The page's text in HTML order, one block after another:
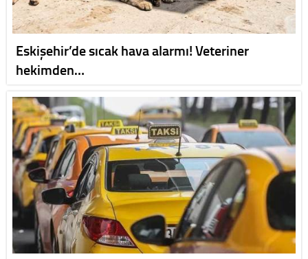
Eskişehir’de sıcak hava alarmı! Veteriner
hekimden…